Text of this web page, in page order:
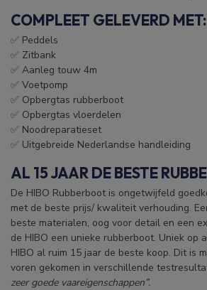
COMPLEET GELEVERD MET:
✅ Peddels
✅ Zitbank
✅ Aanleg touw 4m
✅ Voetpomp
✅ Opbergtas rubberboot
✅ Opbergtas vloerdelen
✅ Noodreparatieset
✅ Uitgebreide Nederlandse handleiding
AL 15 JAAR DE BESTE
De HIBO Rubberboot is ongetwijfeld
met de beste prijs/ kwaliteit verhouding.
beste materialen, oog voor detail en een
de HIBO een unieke rubberboot. Uniek op
HIBO al ruim 15 jaar de beste koop. Dit is
voren gekomen in verschillende
zeer goede vaareigenschappen”.